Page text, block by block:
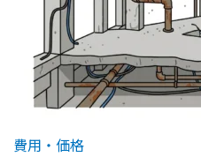
費用・価格